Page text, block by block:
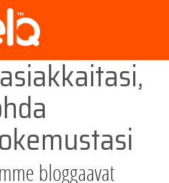
bloggaavat